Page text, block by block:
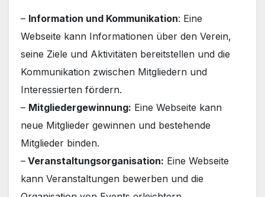
– Information und Kommunikation: Eine
Webseite kann Informationen über den Verein,
seine Ziele und Aktivitäten bereitstellen und die
Kommunikation zwischen Mitgliedern und
Interessierten fördern.
– Mitgliedergewinnung: Eine Webseite kann
neue Mitglieder gewinnen und bestehende
Mitglieder binden.
– Veranstaltungsorganisation: Eine Webseite
kann Veranstaltungen bewerben und die